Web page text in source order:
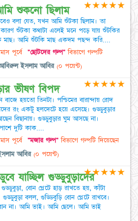
শুকনো ছিলাম
বলা যেত, যখন আমি শুঁটকা ছিলাম। তা
শুঁটকা কথাটা এলেই মনে পড়ে যায় শুঁটকির
মাছ। আমি শুঁটকি মাছ একদম পছন্দ করি....
পূর্বে "ছোটদের গল্প"বিভাগে গল্পটি
ইসলাম আবির(০ পয়েন্ট)
★★★★★
ভীষণ বিপদ
হয়তো তিনটা। পশ্চিমের বারান্দায় রোদ
রং একটু হলদেটে হয়ে এসেছে। গুড্ডুবুড়ার
বিছানায়। গুড্ডুবুড়ার ঘুম আসছে না।
দুটি কাক....
পূর্বে "মজার গল্প"বিভাগে গল্পটি দিয়েছেন
আবির(০ পয়েন্ট)
★★★★★
যাচ্ছিল গুড্ডুবুড়াদের
বোন প্লেটে হাড় রাখতে হয়, কাঁটা
বলল, গুড্ডিবুড়ি বোন প্লেটে রাখবে।
না। আমি ভাই। আমি ছেলে। আমি ভাই
★★★★★